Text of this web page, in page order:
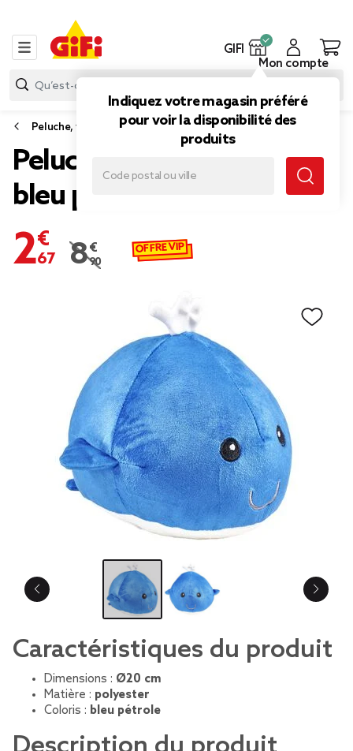
GIFI
Indiquez votre magasin préféré
pour voir la disponibilité des
produits
Mon compte
Peluche, veilleuse
Peluche Baleine Ø20 cm
bleu pétrole
2,67 €
Prix remisé de 8,90 € à 2,67 €
8,90 € OFFRE VIP
Caractéristiques du produit
Dimensions : Ø20 cm
Matière : polyester
Coloris : bleu pétrole